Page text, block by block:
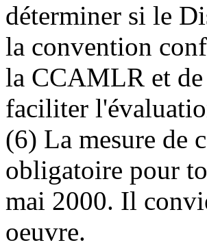
déterminer si le
la convention
la CCAMLR et de
faciliter
(6) La mesure de
obligatoire pour
mai 2000. Il
oeuvre.